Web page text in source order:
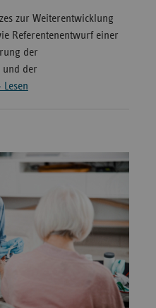
zur Weiterentwicklung
Referentenentwurf einer
der
und der
Lesen